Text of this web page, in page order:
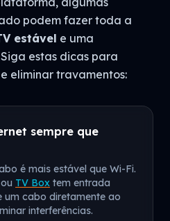
podem fazer toda a
estável e uma
estas dicas para
eliminar travamentos:
sempre que
é mais estável que Wi-Fi.
ou TV Box tem entrada
um cabo diretamente ao
interferências.